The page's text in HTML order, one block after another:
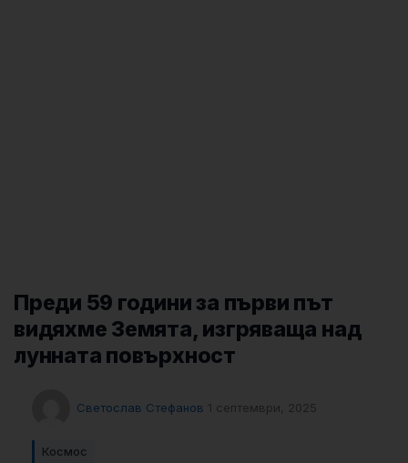
Преди 59 години за първи път
видяхме Земята, изгряваща над
лунната повърхност
Светослав Стефанов 1 септември, 2025
Космос